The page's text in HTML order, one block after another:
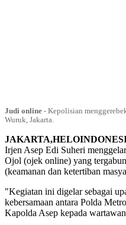
Judi online - Kepolisian
Wuruk, Jakarta.
Irjen Asep Edi Suheri
Ojol (ojek online) yang
(keamanan dan ketertiban
"Kegiatan ini digelar sebagai
kebersamaan antara Polda
Kapolda Asep kepada